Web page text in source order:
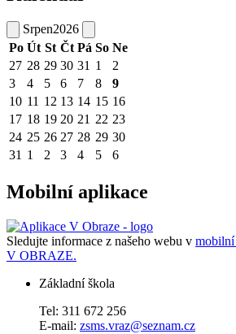
Srpen2026
Po Út St Čt Pá So Ne
27 28 29 30 31 1
2
3
4 5 6 7 8
9
10 11 12 13 14 15 16
17 18 19 20 21 22 23
24 25 26 27 28 29 30
31 1 2 3 4 5 6
Mobilní aplikace
Sledujte informace z našeho webu v
V OBRAZE.
Základní škola
Tel: 311 672 256
E-mail: zsms.vraz@seznam.cz